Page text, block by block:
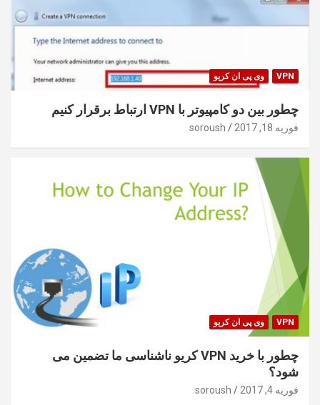
VPN وی پی ان کریو
چطور بین دو کامپیوتر با VPN ارتباط برقرار کنیم
فوریه 18, 2017 soroush
VPN وی پی ان کریو
چطور با خرید VPN کریو ناشناسی ما تضمین می
شود؟
فوریه 4, 2017 soroush